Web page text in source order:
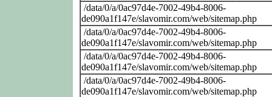
/data/0/a/0ac97d4e-7002-49b4-8006-
de090a1f147e/slavomir.com/web/sitemap.php
/data/0/a/0ac97d4e-7002-49b4-8006-
de090a1f147e/slavomir.com/web/sitemap.php
/data/0/a/0ac97d4e-7002-49b4-8006-
de090a1f147e/slavomir.com/web/sitemap.php
/data/0/a/0ac97d4e-7002-49b4-8006-
de090a1f147e/slavomir.com/web/sitemap.php